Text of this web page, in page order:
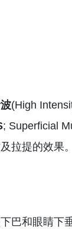
(High
; Superficial
拉提的效果
巴和眼睛下